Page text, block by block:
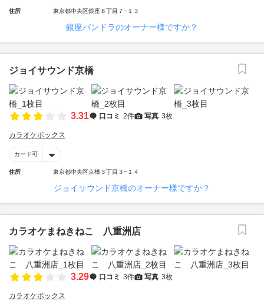
住所 東京都中央区銀座８丁目７−１３
銀座パンドラのオーナー様ですか？
ジョイサウンド京橋
3.31 口コミ 2件 写真 3枚
カラオケボックス
カード可
住所 東京都中央区京橋３丁目３−１４
ジョイサウンド京橋のオーナー様ですか？
カラオケまねきねこ 八重洲店
3.29 口コミ 3件 写真 3枚
カラオケボックス